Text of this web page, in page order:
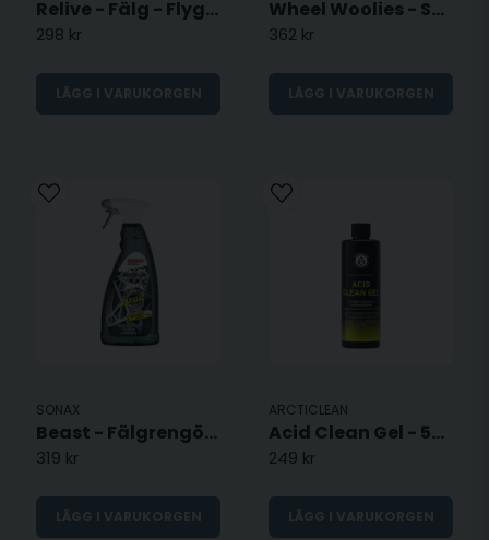
Relive - Fälg - Flygrostborttagare - 1L
298 kr
LÄGG I VARUKORGEN
Wheel Woolies - Small
362 kr
LÄGG I VARUKORGEN
SONAX
Beast - Fälgrengörning 1L
319 kr
LÄGG I VARUKORGEN
ARCTICLEAN
Acid Clean Gel - 500 ML
249 kr
LÄGG I VARUKORGEN